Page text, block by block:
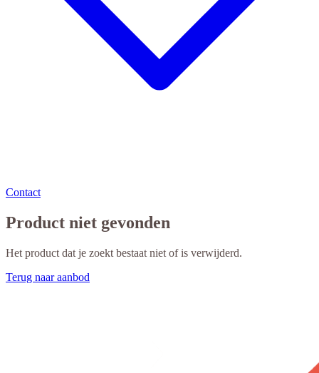
Contact
Product niet gevonden
Het product dat je zoekt bestaat niet of is verwijderd.
Terug naar aanbod